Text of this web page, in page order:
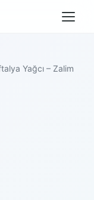
Yağcı – Zalim